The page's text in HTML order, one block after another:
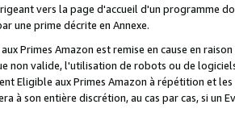
vers la page d'accueil d'un programme
une prime décrite en Annexe.
Primes Amazon est remise en cause en
non valide, l'utilisation de robots ou de
Eligible aux Primes Amazon à répétition et
à son entière discrétion, au cas par cas, si un